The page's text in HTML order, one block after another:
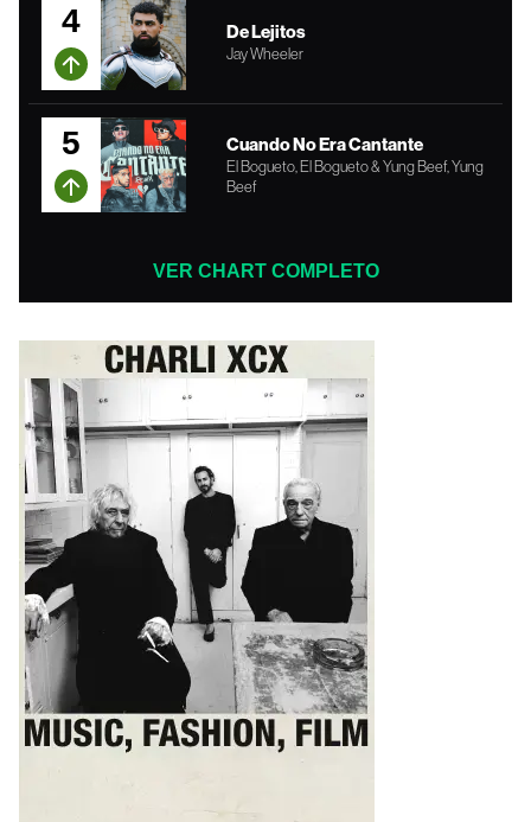
4 De Lejitos
Jay Wheeler
5 Cuando No Era Cantante
El Bogueto, El Bogueto & Yung Beef, Yung
Beef
VER CHART COMPLETO